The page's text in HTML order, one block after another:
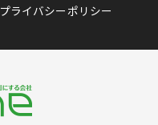
プライバシーポリシー